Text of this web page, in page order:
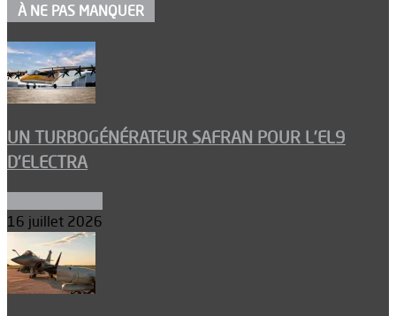
À NE PAS MANQUER
UN TURBOGÉNÉRATEUR SAFRAN POUR L’EL9
D’ELECTRA
16 juillet 2026